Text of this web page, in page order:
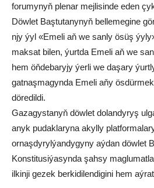
forumynyň plenar mejlisinde eden
Döwlet Baştutanynyň bellemegine
njy ýyl «Emeli aň we sanly ösüş
maksat bilen, ýurtda Emeli aň we
hem öňdebaryjy ýerli we daşary
gatnaşmagynda Emeli aňy
döredildi.
Gazagystanyň döwlet dolandyryş
anyk pudaklaryna akylly
ornaşdyrylýandygyny aýdan döwlet
Konstitusiýasynda şahsy
ilkinji gezek berkidilendigini hem